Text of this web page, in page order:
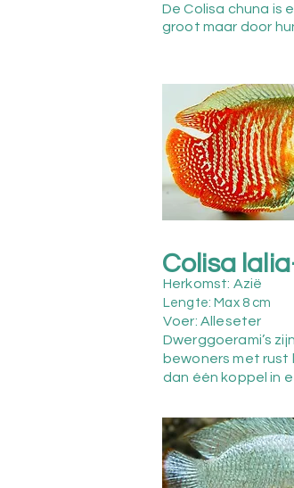
De Colisa chuna is
groot maar door
Colisa
Herkomst: Azië
Lengte: Max 8 cm
Voer: Alleseter
Dwerggoerami’s
bewoners met rust
dan één koppel in